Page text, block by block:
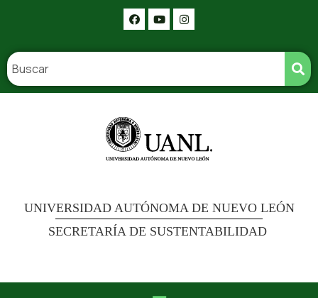
UNIVERSIDAD AUTÓNOMA DE NUEVO LEÓN
SECRETARÍA DE SUSTENTABILIDAD